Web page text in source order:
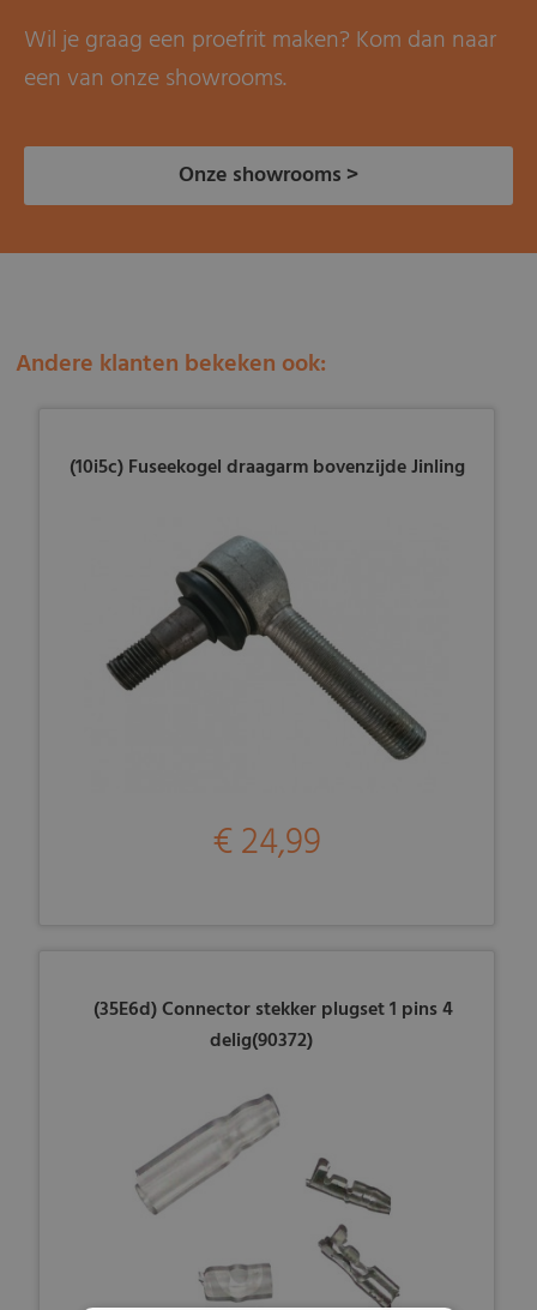
Wil je graag een proefrit maken? Kom dan naar
een van onze showrooms.
Onze showrooms >
Andere klanten bekeken ook:
(10i5c) Fuseekogel draagarm bovenzijde Jinling
€ 24,99
(35E6d) Connector stekker plugset 1 pins 4
delig(90372)